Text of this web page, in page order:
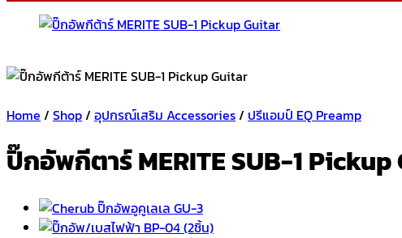
Home / Shop/ อุปกรณ์เสริม Accessories/ ปรีแอมป์ EQ Preamp
ปิ๊กอัพกีตาร์ MERITE SUB-1